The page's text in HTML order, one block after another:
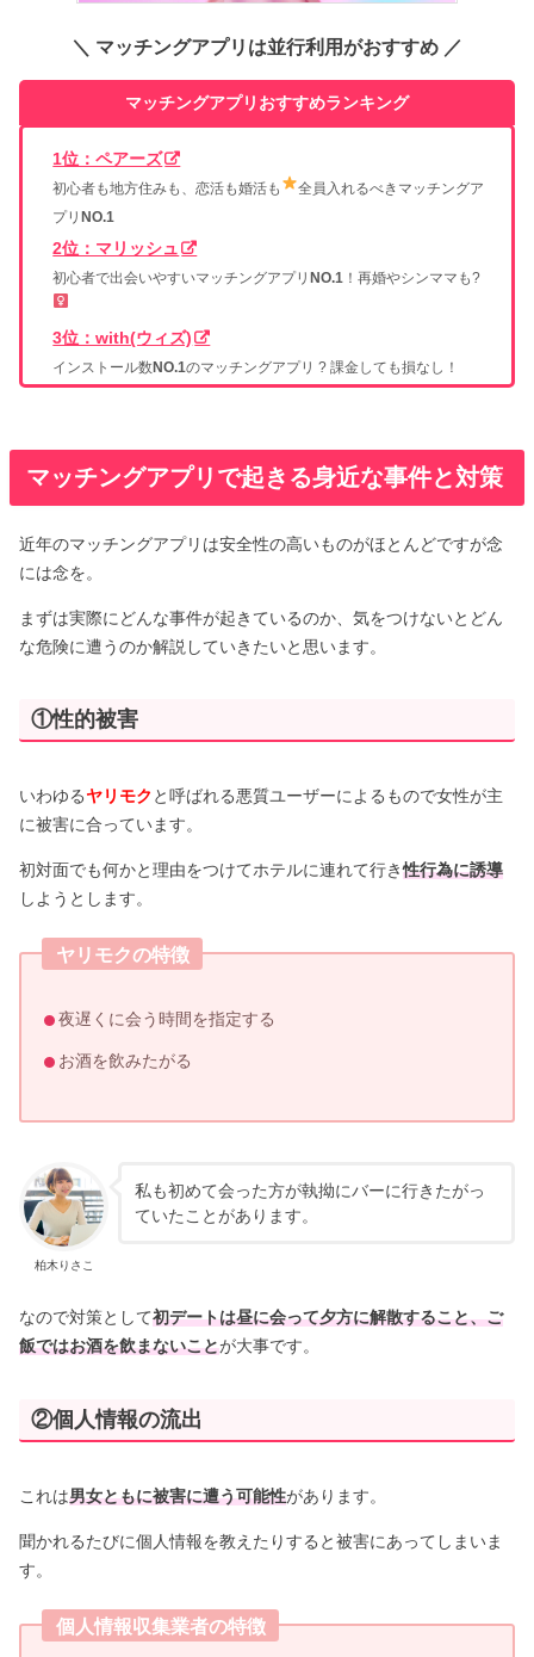
＼ マッチングアプリは並行利用がおすすめ ／
マッチングアプリおすすめランキング
1位：ペアーズ
初心者も地方住みも、恋活も婚活も
全員入れるべきマッチングア
プリ NO.1
2位：マリッシュ
初心者で出会いやすいマッチングアプリ NO.1 ！再婚やシンママも?‍
3位：with(ウィズ)
インストール数NO.1のマッチングアプリ ? 課金しても損なし！
マッチングアプリで起きる身近な事件と対策
近年のマッチングアプリは安全性の高いものがほとんどですが念
には念を。
まずは実際にどんな事件が起きているのか、気をつけないとどん
な危険に遭うのか解説していきたいと思います。
①性的被害
いわゆるヤリモク と呼ばれる悪質ユーザーによるもので女性が主
に被害に合っています。
初対面でも何かと理由をつけてホテルに連れて行き性行為に誘導
しようとします。
ヤリモクの特徴
夜遅くに会う時間を指定する
お酒を飲みたがる
柏木りさこ
私も初めて会った方が執拗にバーに行きたがっ
ていたことがあります。
なので対策として初デートは昼に会って夕方に解散すること、ご
飯ではお酒を飲まないことが大事です。
②個人情報の流出
これは男女ともに被害に遭う可能性があります。
聞かれるたびに個人情報を教えたりすると被害にあってしまいま
す。
個人情報収集業者の特徴